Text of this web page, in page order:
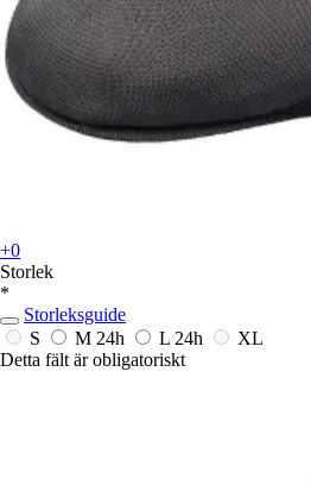
+0
Storlek
*
Storleksguide
S
M 24h L 24h
XL
Detta fält är obligatoriskt